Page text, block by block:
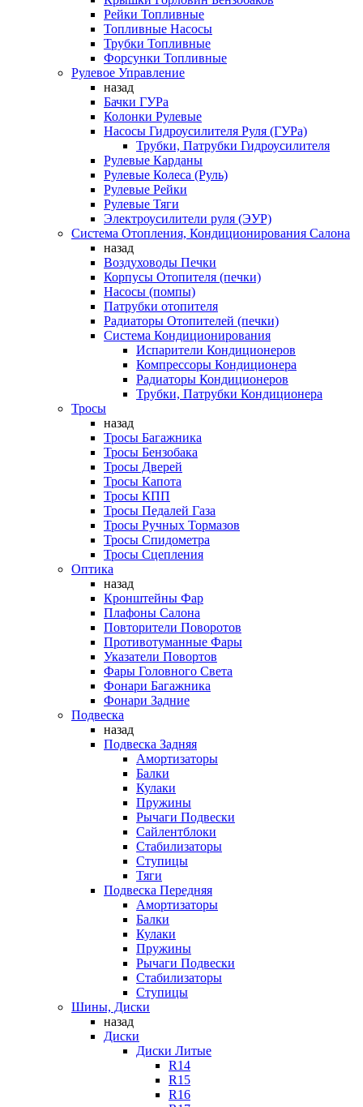
Рейки Топливные
Топливные Насосы
Трубки Топливные
Форсунки Топливные
Рулевое Управление
назад
Бачки ГУРа
Колонки Рулевые
Насосы Гидроусилителя Руля (ГУРа)
Трубки, Патрубки Гидроусилителя
Рулевые Карданы
Рулевые Колеса (Руль)
Рулевые Рейки
Рулевые Тяги
Электроусилители руля (ЭУР)
Система Отопления, Кондиционирования Салона
назад
Воздуховоды Печки
Корпусы Отопителя (печки)
Насосы (помпы)
Патрубки отопителя
Радиаторы Отопителей (печки)
Система Кондиционирования
Испарители Кондиционеров
Компрессоры Кондиционера
Радиаторы Кондиционеров
Трубки, Патрубки Кондиционера
Тросы
назад
Тросы Багажника
Тросы Бензобака
Тросы Дверей
Тросы Капота
Тросы КПП
Тросы Педалей Газа
Тросы Ручных Тормазов
Тросы Спидометра
Тросы Сцепления
Оптика
назад
Кронштейны Фар
Плафоны Салона
Повторители Поворотов
Противотуманные Фары
Указатели Повортов
Фары Головного Света
Фонари Багажника
Фонари Задние
Подвеска
назад
Подвеска Задняя
Амортизаторы
Балки
Кулаки
Пружины
Рычаги Подвески
Сайлентблоки
Стабилизаторы
Ступицы
Тяги
Подвеска Передняя
Амортизаторы
Балки
Кулаки
Пружины
Рычаги Подвески
Стабилизаторы
Ступицы
Шины, Диски
назад
Диски
Диски Литые
R14
R15
R16